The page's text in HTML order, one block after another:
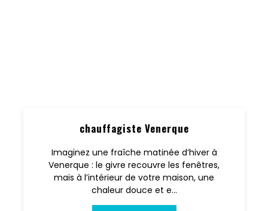
chauffagiste Venerque
Imaginez une fraîche matinée d’hiver à
Venerque : le givre recouvre les fenêtres,
mais à l’intérieur de votre maison, une
chaleur douce et e...